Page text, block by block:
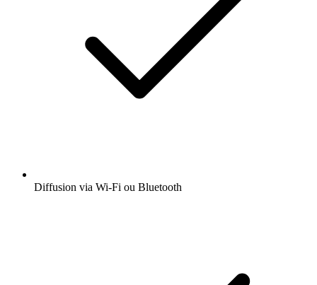
Diffusion via Wi-Fi ou Bluetooth